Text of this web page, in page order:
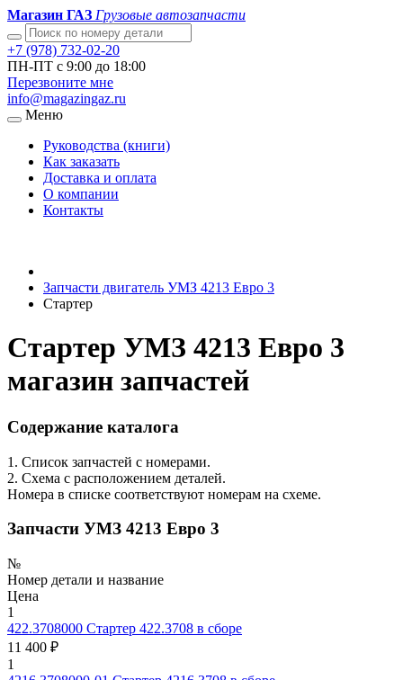
Магазин ГАЗ Грузовые автозапчасти
+7 (978) 732-02-20
ПН-ПТ с 9:00 до 18:00
Перезвоните мне
info@magazingaz.ru
Меню
Руководства (книги)
Как заказать
Доставка и оплата
О компании
Контакты
Запчасти двигатель УМЗ 4213 Евро 3
Стартер
Стартер УМЗ 4213 Евро 3
магазин запчастей
Содержание каталога
1. Список запчастей с номерами.
2. Схема с расположением деталей.
Номера в списке соответствуют номерам на схеме.
Запчасти УМЗ 4213 Евро 3
№
Номер детали и название
Цена
1
422.3708000 Стартер 422.3708 в сборе
11 400 ₽
1